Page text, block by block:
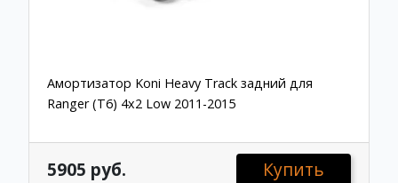
Амортизатор Koni Heavy Track задний для
Ranger (T6) 4x2 Low 2011-2015
5905 руб. Купить